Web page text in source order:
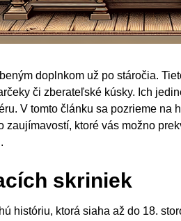
doplnkom už po stáročia.
či zberateľské kúsky. Ich
V tomto článku sa pozrieme na
zaujímavostí, ktoré vás možno
skriniek
históriu, ktorá siaha až do 18.